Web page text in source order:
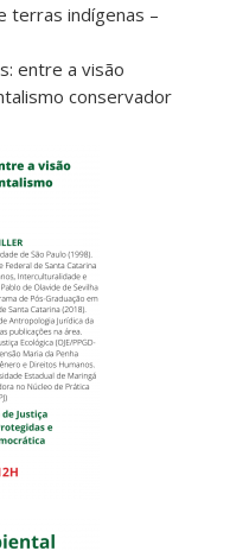
terras indígenas –
entre a visão
conservador